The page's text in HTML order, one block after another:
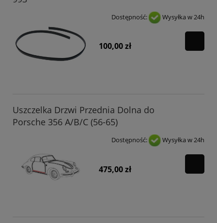
Dostępność: Wysyłka w 24h
100,00 zł
Uszczelka Drzwi Przednia Dolna do
Porsche 356 A/B/C (56-65)
Dostępność: Wysyłka w 24h
475,00 zł